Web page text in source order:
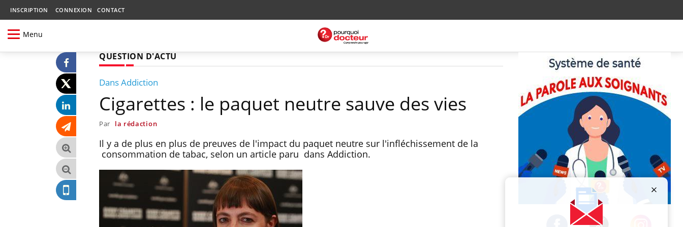
INSCRIPTION CONNEXION CONTACT
Menu
QUESTION D'ACTU
Dans Addiction
Cigarettes : le paquet neutre sauve des vies
Par la rédaction
Il y a de plus en plus de preuves de l'impact du paquet neutre sur l'infléchissement de la
consommation de tabac, selon un article paru dans Addiction.